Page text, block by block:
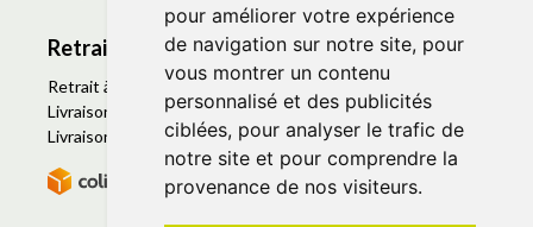
pour améliorer votre expérience
de navigation sur notre site, pour
vous montrer un contenu
personnalisé et des publicités
ciblées, pour analyser le trafic de
notre site et pour comprendre la
provenance de nos visiteurs.
Retrait - Livraison
Retrait à la pharmacie - Click & Collect
Livraison en Point Relais
Livraison à domicile